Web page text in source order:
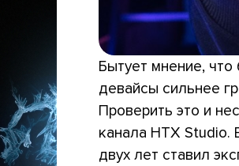
Бытует мнение,
девайсы сильнее
Проверить это и
канала HTX
двух лет ставил